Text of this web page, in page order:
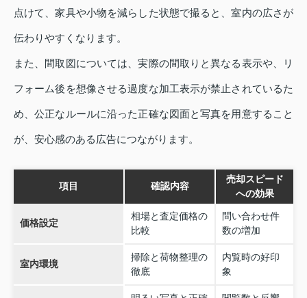
点けて、家具や小物を減らした状態で撮ると、室内の広さが
伝わりやすくなります。
また、間取図については、実際の間取りと異なる表示や、リ
フォーム後を想像させる過度な加工表示が禁止されているた
め、公正なルールに沿った正確な図面と写真を用意すること
が、安心感のある広告につながります。
項目 確認内容
売却スピード
への効果
価格設定
相場と査定価格の
比較
問い合わせ件
数の増加
室内環境
掃除と荷物整理の
徹底
内覧時の好印
象